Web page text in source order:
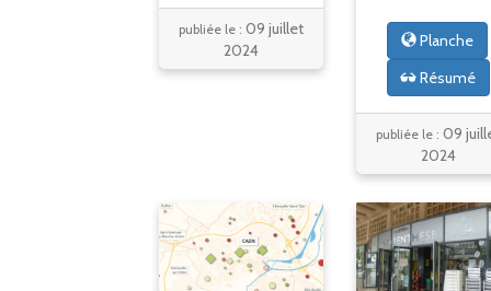
publiée le : 09 juillet
2024
Planche
Résumé
publiée le : 09
2024